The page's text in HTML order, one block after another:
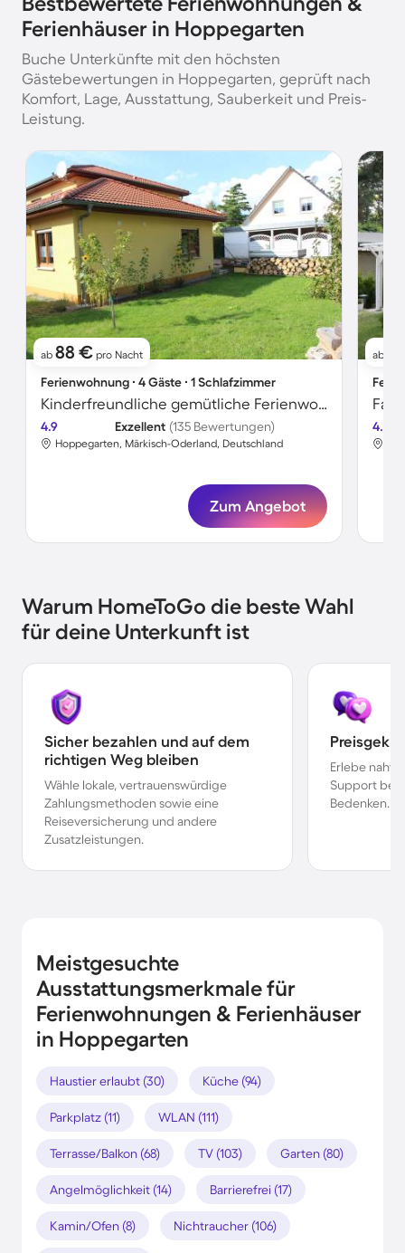
Ferienhäuser in Hoppegarten
Buche Unterkünfte mit den höchsten
Gästebewertungen in Hoppegarten, geprüft nach
Komfort, Lage, Ausstattung, Sauberkeit und Preis-
Leistung.
ab 88 € pro Nacht
Ferienwohnung ∙ 4 Gäste ∙ 1 Schlafzimmer
Kinderfreundliche gemütliche Ferienwohnung mit Garten, Grill und Terrasse | Seeblick
4.9 Exzellent (135 Bewertungen)
Hoppegarten, Märkisch-Oderland, Deutschland
Zum Angebot
ab
4.6
Warum HomeToGo die beste Wahl
für deine Unterkunft ist
Sicher bezahlen und auf dem
richtigen Weg bleiben
Wähle lokale, vertrauenswürdige
Zahlungsmethoden sowie eine
Reiseversicherung und andere
Zusatzleistungen.
Erlebe
Support bei
Bedenken.
Meistgesuchte
Ausstattungsmerkmale für
Ferienwohnungen & Ferienhäuser
in Hoppegarten
Haustier erlaubt (30) Küche (94)
Parkplatz (11) WLAN (111)
Terrasse/Balkon (68) TV (103) Garten (80)
Angelmöglichkeit (14) Barrierefrei (17)
Kamin/Ofen (8) Nichtraucher (106)